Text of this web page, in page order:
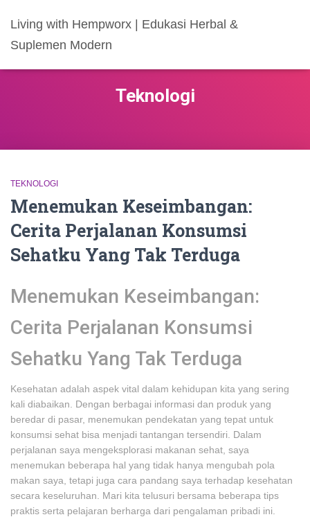
Living with Hempworx | Edukasi Herbal &
Suplemen Modern
Teknologi
TEKNOLOGI
Menemukan Keseimbangan:
Cerita Perjalanan Konsumsi
Sehatku Yang Tak Terduga
Menemukan Keseimbangan:
Cerita Perjalanan Konsumsi
Sehatku Yang Tak Terduga
Kesehatan adalah aspek vital dalam kehidupan kita yang sering
kali diabaikan. Dengan berbagai informasi dan produk yang
beredar di pasar, menemukan pendekatan yang tepat untuk
konsumsi sehat bisa menjadi tantangan tersendiri. Dalam
perjalanan saya mengeksplorasi makanan sehat, saya
menemukan beberapa hal yang tidak hanya mengubah pola
makan saya, tetapi juga cara pandang saya terhadap kesehatan
secara keseluruhan. Mari kita telusuri bersama beberapa tips
praktis serta pelajaran berharga dari pengalaman pribadi ini.